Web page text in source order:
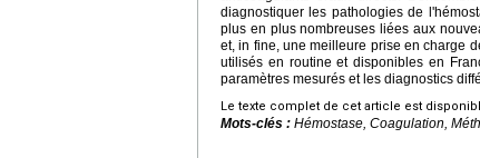
diagnostiquer les pathologies de
plus en plus nombreuses liées aux
et, in fine, une meilleure prise en charge
utilisés en routine et disponibles en
paramètres mesurés et les diagnostics
Le texte complet de cet article est
Mots-clés : Hémostase, Coagulation,